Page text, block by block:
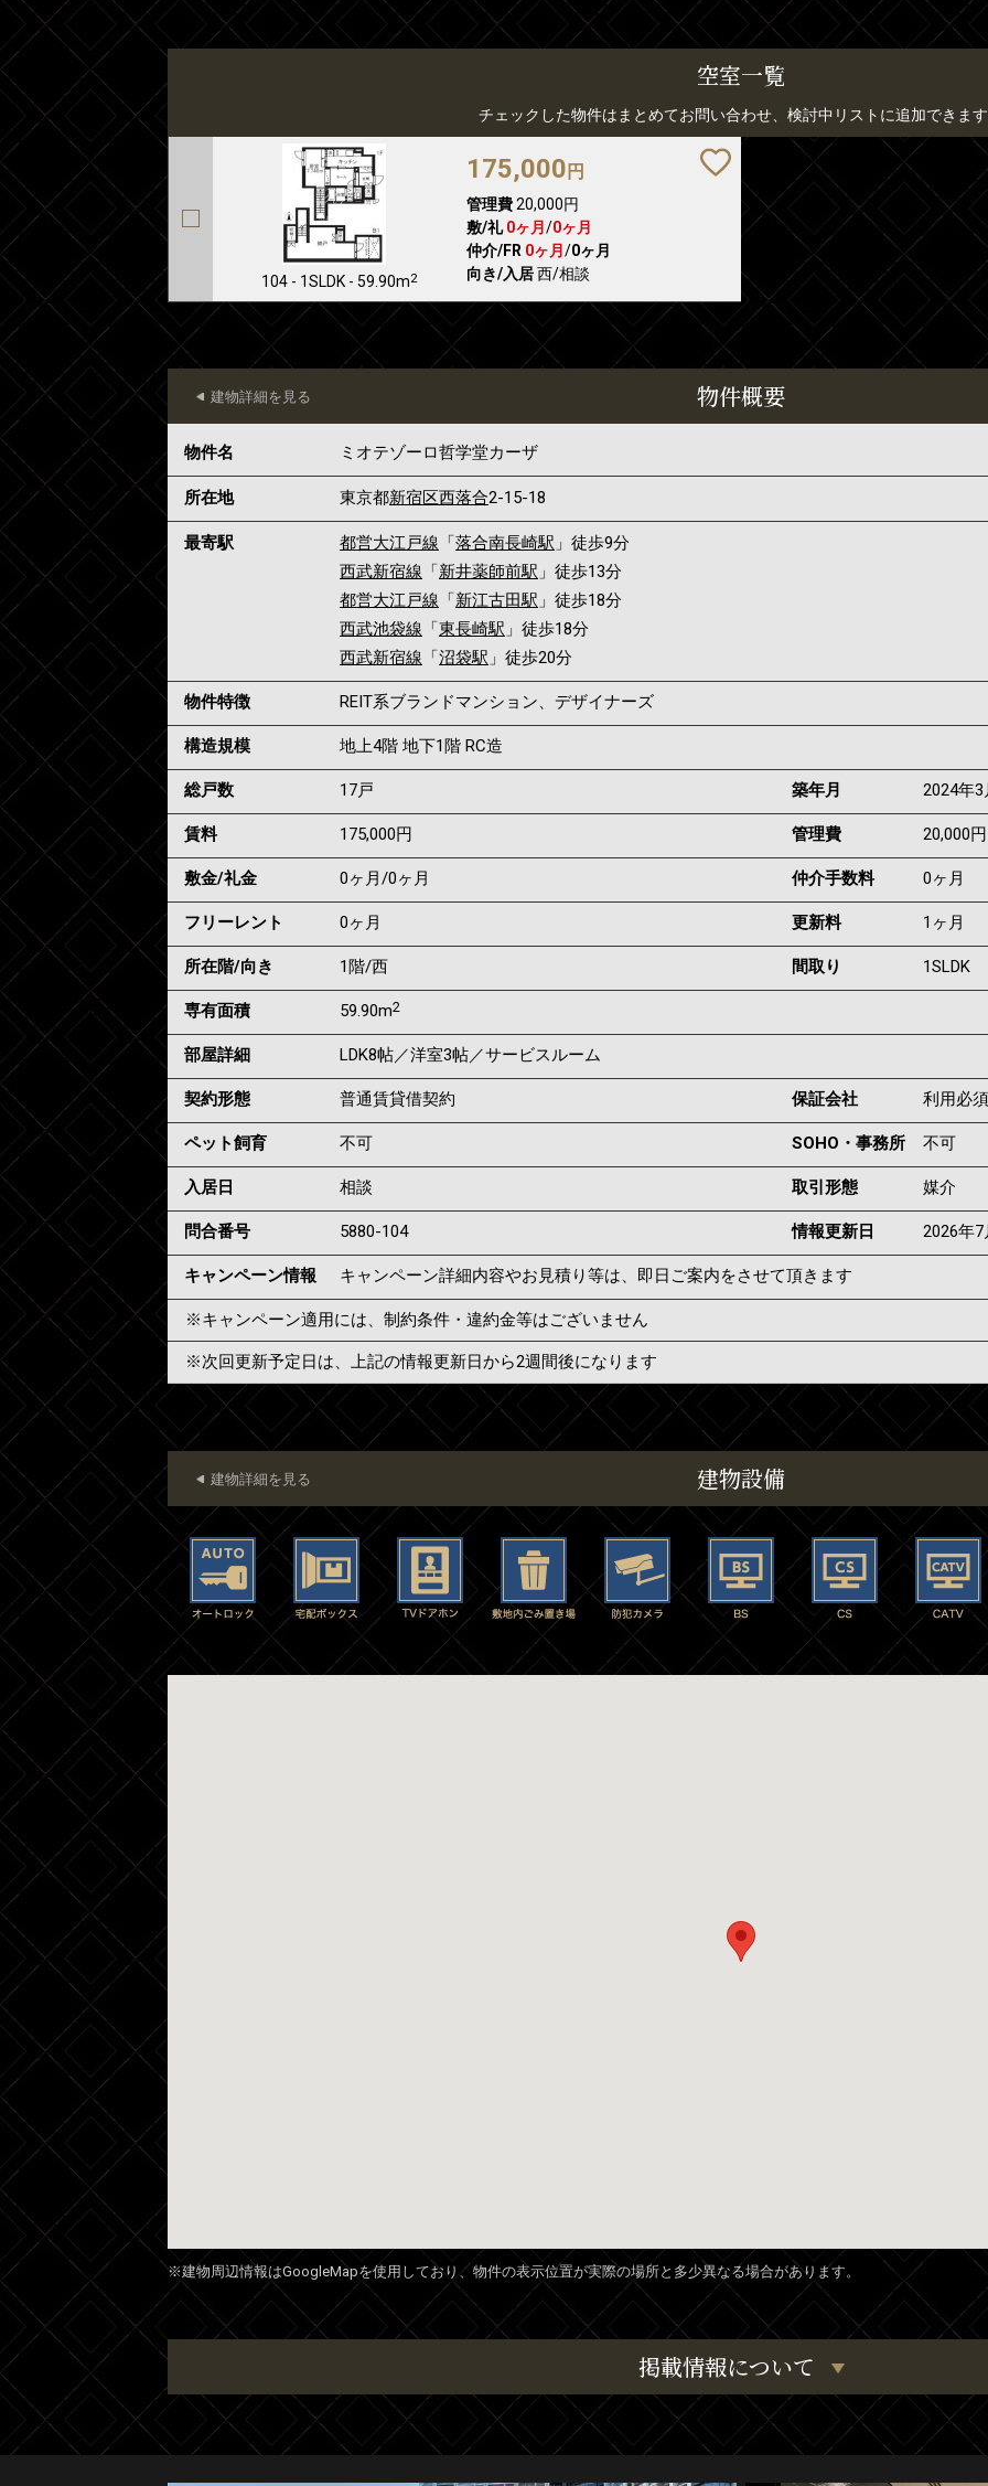
空室一覧
チェックした物件はまとめてお問い合わせ、検討中リストに追加できま
104 - 1SLDK - 59.90m2
175,000 円
管理費20,000円
敷/礼 0ヶ月/0ヶ月
仲介/FR 0ヶ月/0ヶ月
向き/入居西/相談
物件概要
建物詳細を見る
物件名 ミオテゾーロ哲学堂カーザ
所在地 東京都新宿区西落合2-15-18
最寄駅 都営大江戸線 「落合南長崎駅 」徒歩9分
西武新宿線 「新井薬師前駅 」徒歩13分
都営大江戸線 「新江古田駅 」徒歩18分
西武池袋線 「東長崎駅 」徒歩18分
西武新宿線 「沼袋駅 」徒歩20分
物件特徴 REIT系ブランドマンション、デザイナーズ
構造規模 地上4階 地下1階 RC造
総戸数 17戸 築年月 2024年3
賃料 175,000円 管理費 20,000円
敷金/礼金 0ヶ月 /0ヶ月 仲介手数料 0ヶ月
フリーレント 0ヶ月 更新料 1ヶ月
所在階/向き 1階/西 間取り 1SLDK
専有面積 59.90m2
部屋詳細 LDK8帖／洋室3帖／サービスルーム
契約形態 普通賃貸借契約 保証会社 利用必須
ペット飼育 不可 SOHO・事務所 不可
入居日 相談 取引形態 媒介
問合番号 5880-104 情報更新日 2026年
キャンペーン情報 キャンペーン詳細内容やお見積り等は、即日ご案内をさせて頂きます
※キャンペーン適用には、制約条件・違約金等はございません
※次回更新予定日は、上記の情報更新日から2週間後になります
建物設備
建物詳細を見る
※建物周辺情報はGoogleMapを使用しており、物件の表示位置が実際の場所と多少異なる場合があります。
掲載情報について